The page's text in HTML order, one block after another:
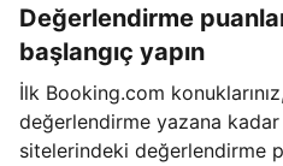
Değerlendirme
başlangıç yapın
İlk Booking.com
değerlendirme yazana
sitelerindeki değerlendirme